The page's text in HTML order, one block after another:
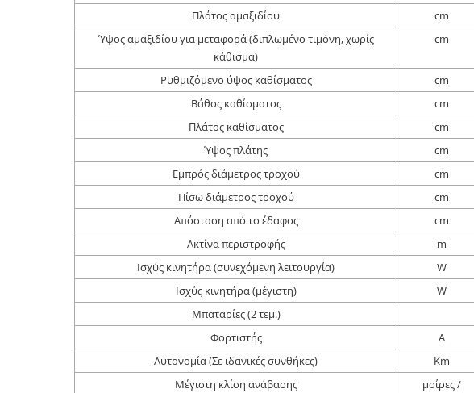
Πλάτος αμαξιδίου
cm
Ύψος αμαξιδίου για μεταφορά (διπλωμένο τιμόνη, χωρίς
κάθισμα)
cm
Ρυθμιζόμενο ύψος καθίσματος cm
Βάθος καθίσματος
cm
Πλάτος καθίσματος
cm
Ύψος πλάτης
cm
Εμπρός διάμετρος τροχού
cm
Πίσω διάμετρος τροχού
cm
Απόσταση από το έδαφος
cm
Ακτίνα περιστροφής
m
Ισχύς κινητήρα (συνεχόμενη λειτουργία)
W
Ισχύς κινητήρα (μέγιστη)
W
Μπαταρίες (2 τεμ.)
Φορτιστής
Α
Αυτονομία (Σε ιδανικές συνθήκες)
Km
Μέγιστη κλίση ανάβασης
μοίρες /